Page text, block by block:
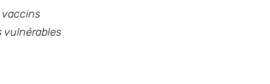
vaccins
vulnérables